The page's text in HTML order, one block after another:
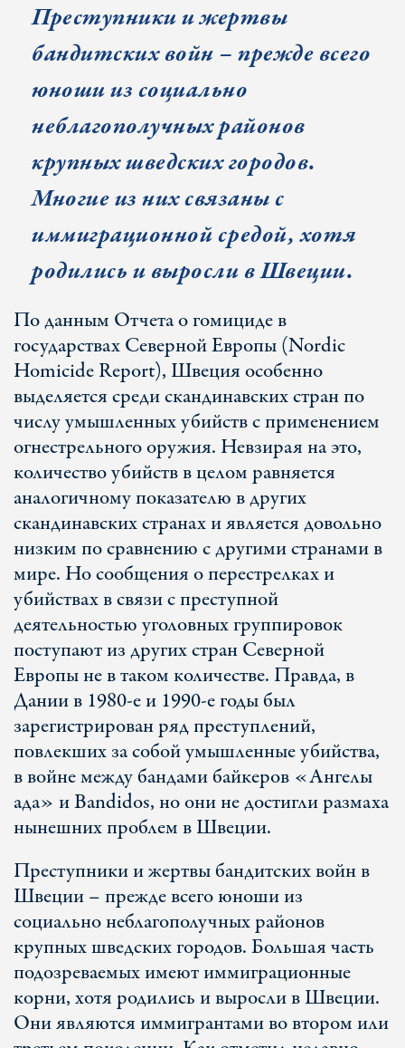
Преступники и жертвы
бандитских войн – прежде всего
юноши из социально
неблагополучных районов
крупных шведских городов.
Многие из них связаны с
иммиграционной средой, хотя
родились и выросли в Швеции.
По данным Отчета о гомициде в
государствах Северной Европы (Nordic
Homicide Report), Швеция особенно
выделяется среди скандинавских стран по
числу умышленных убийств с применением
огнестрельного оружия. Невзирая на это,
количество убийств в целом равняется
аналогичному показателю в других
скандинавских странах и является довольно
низким по сравнению с другими странами в
мире. Но сообщения о перестрелках и
убийствах в связи с преступной
деятельностью уголовных группировок
поступают из других стран Северной
Европы не в таком количестве. Правда, в
Дании в 1980-е и 1990-е годы был
зарегистрирован ряд преступлений,
повлекших за собой умышленные убийства,
в войне между бандами байкеров «Ангелы
ада» и Bandidos, но они не достигли размаха
нынешних проблем в Швеции.
Преступники и жертвы бандитских войн в
Швеции – прежде всего юноши из
социально неблагополучных районов
крупных шведских городов. Большая часть
подозреваемых имеют иммиграционные
корни, хотя родились и выросли в Швеции.
Они являются иммигрантами во втором или